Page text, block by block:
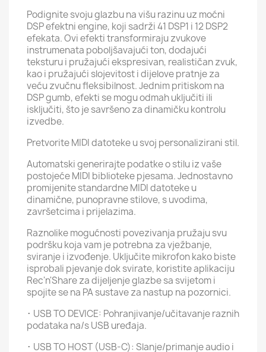
Podignite svoju glazbu na višu razinu uz moćni
DSP efektni engine, koji sadrži 41 DSP1 i 12 DSP2
efekata. Ovi efekti transformiraju zvukove
instrumenata poboljšavajući ton, dodajući
teksturu i pružajući ekspresivan, realističan zvuk,
kao i pružajući slojevitost i dijelove pratnje za
veću zvučnu fleksibilnost. Jednim pritiskom na
DSP gumb, efekti se mogu odmah uključiti ili
isključiti, što je savršeno za dinamičku kontrolu
izvedbe.
Pretvorite MIDI datoteke u svoj personalizirani stil.
Automatski generirajte podatke o stilu iz vaše
postojeće MIDI biblioteke pjesama. Jednostavno
promijenite standardne MIDI datoteke u
dinamične, punopravne stilove, s uvodima,
završetcima i prijelazima.
Raznolike mogućnosti povezivanja pružaju svu
podršku koja vam je potrebna za vježbanje,
sviranje i izvođenje. Uključite mikrofon kako biste
isprobali pjevanje dok svirate, koristite aplikaciju
Rec'n'Share za dijeljenje glazbe sa svijetom i
spojite se na PA sustave za nastup na pozornici.
･ USB TO DEVICE: Pohranjivanje/učitavanje raznih
podataka na/s USB uređaja.
･ USB TO HOST (USB-C): Slanje/primanje audio i